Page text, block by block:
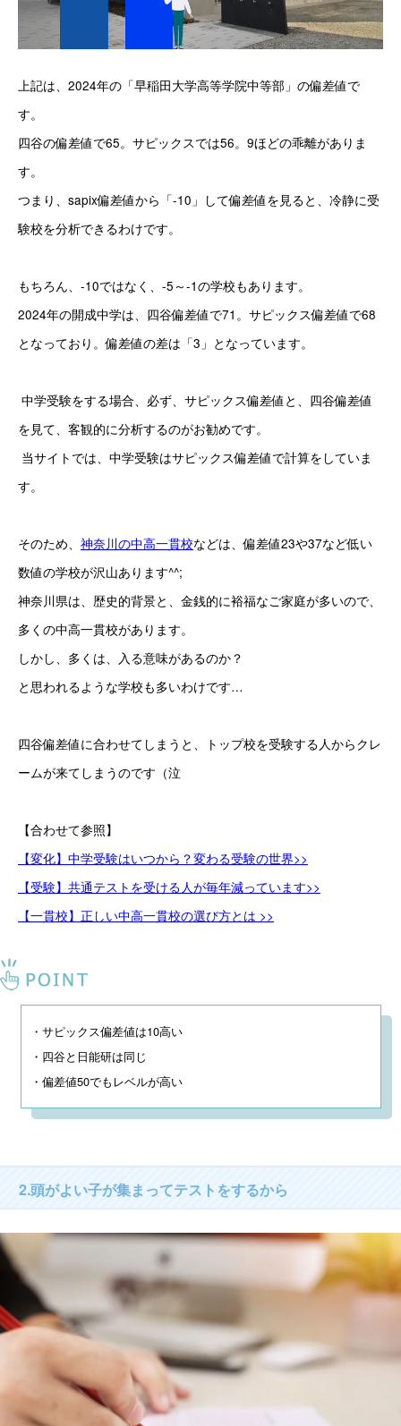
上記は、2024年の「早稲田大学高等学院中等部」の偏差値で
す。
四谷の偏差値で65。サピックスでは56。9ほどの乖離がありま
す。
つまり、sapix偏差値から「-10」して偏差値を見ると、冷静に受
験校を分析できるわけです。
もちろん、-10ではなく、-5～-1の学校もあります。
2024年の開成中学は、四谷偏差値で71。サピックス偏差値で68
となっており。偏差値の差は「3」となっています。
中学受験をする場合、必ず、サピックス偏差値と、四谷偏差値
を見て、客観的に分析するのがお勧めです。
当サイトでは、中学受験はサピックス偏差値で計算をしていま
す。
そのため、 神奈川の中高一貫校などは、偏差値23や37など低い
数値の学校が沢山あります^^;
神奈川県は、歴史的背景と、金銭的に裕福なご家庭が多いので、
多くの中高一貫校があります。
しかし、多くは、入る意味があるのか？
と思われるような学校も多いわけです…
四谷偏差値に合わせてしまうと、トップ校を受験する人からクレ
ームが来てしまうのです（泣
【合わせて参照】
【変化】中学受験はいつから？変わる受験の世界>>
【受験】共通テストを受ける人が毎年減っています>>
【一貫校】正しい中高一貫校の選び方とは >>
・サピックス偏差値は10高い
・四谷と日能研は同じ
・偏差値50でもレベルが高い
2.頭がよい子が集まってテストをするから